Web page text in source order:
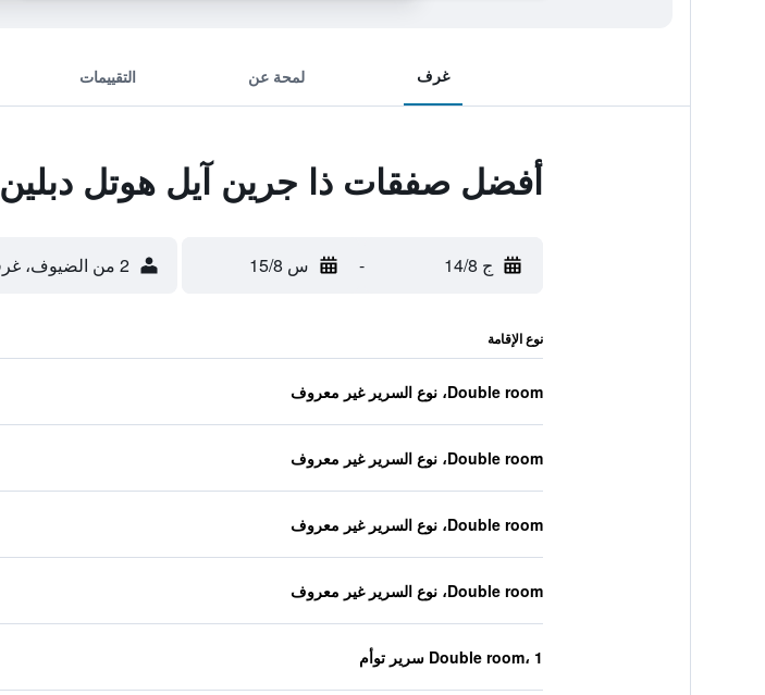
غرف لمحة عن التقييمات
أفضل صفقات ذا جرين آيل هوتل دبلين
ج 14/8 - س 15/8 2 من الضيوف، غرفة واحدة
نوع الإقامة
Double room، نوع السرير غير معروف
Double room، نوع السرير غير معروف
Double room، نوع السرير غير معروف
Double room، نوع السرير غير معروف
Double room، 1 سرير توأم